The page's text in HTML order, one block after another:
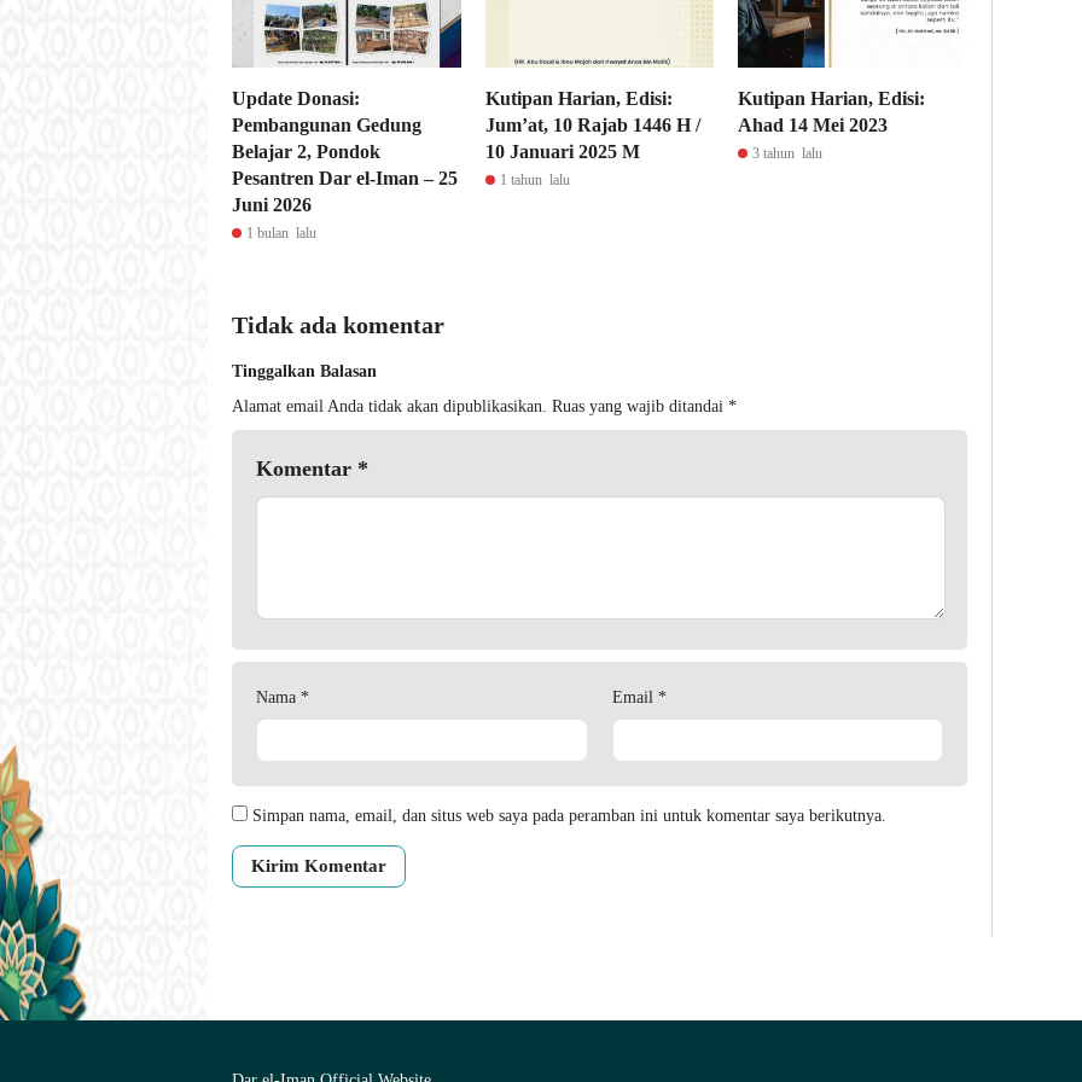
Update Donasi:
Pembangunan Gedung
Belajar 2, Pondok
Pesantren Dar el-Iman – 25
Juni 2026
1 bulan lalu
Kutipan Harian, Edisi:
Jum’at, 10 Rajab 1446 H /
10 Januari 2025 M
1 tahun lalu
Kutipan Harian, Edisi:
Ahad 14 Mei 2023
3 tahun lalu
Tidak ada komentar
Tinggalkan Balasan
Alamat email Anda tidak akan dipublikasikan. Ruas yang wajib ditandai *
Komentar *
Nama * Email *
Simpan nama, email, dan situs web saya pada peramban ini untuk komentar saya berikutnya.